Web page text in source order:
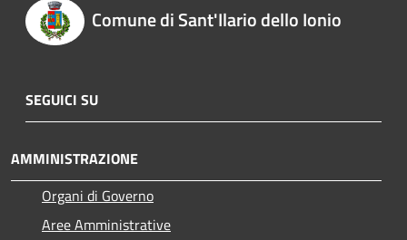
Comune di Sant'Ilario dello Ionio
SEGUICI SU
AMMINISTRAZIONE
Organi di Governo
Aree Amministrative